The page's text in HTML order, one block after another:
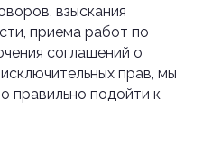
взыскания
приема работ по
соглашений о
прав, мы
правильно подойти к